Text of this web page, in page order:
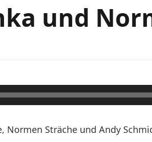
und
Sträche und Andy